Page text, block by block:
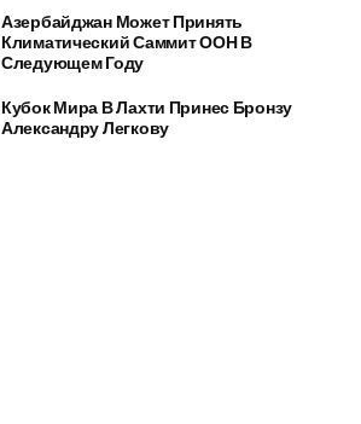
Азербайджан Может Принять
Климатический Саммит ООН В
Следующем Году
Кубок Мира В Лахти Принес Бронзу
Александру Легкову